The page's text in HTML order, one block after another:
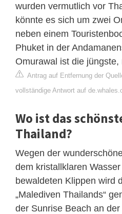
wurden vermutlich vor
könnte es sich um zwei
neben einem
Phuket in der
Omurawal ist die
Antrag auf Entfernung der
vollständige Antwort auf
Wo ist das
Thailand?
Wegen der
dem kristallklaren
bewaldeten Klippen wird
„Malediven Thailands“
der Sunrise Beach an